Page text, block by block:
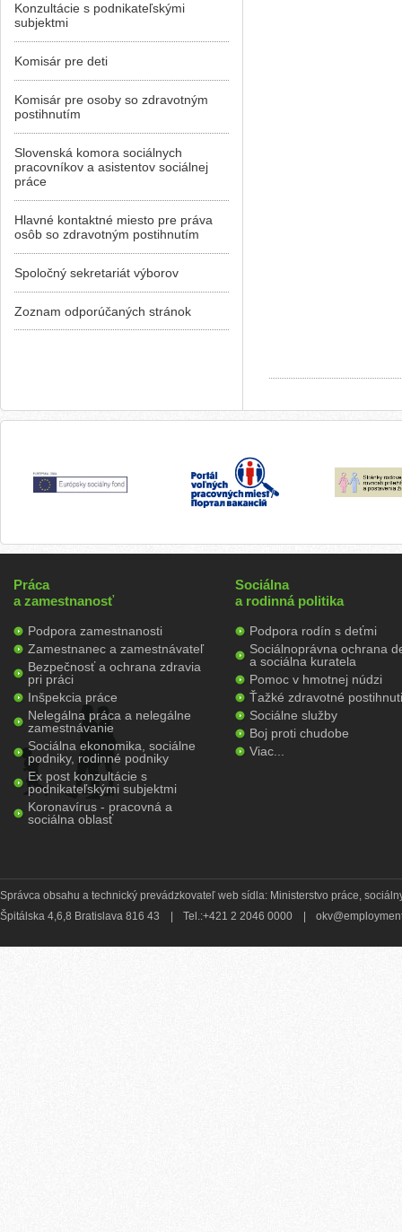
Konzultácie s podnikateľskými
subjektmi
Komisár pre deti
Komisár pre osoby so zdravotným
postihnutím
Slovenská komora sociálnych
pracovníkov a asistentov sociálnej
práce
Hlavné kontaktné miesto pre práva
osôb so zdravotným postihnutím
Spoločný sekretariát výborov
Zoznam odporúčaných stránok
Práca
a zamestnanosť
Podpora zamestnanosti
Zamestnanec a zamestnávateľ
Bezpečnosť a ochrana zdravia
pri práci
Inšpekcia práce
Nelegálna práca a nelegálne
zamestnávanie
Sociálna ekonomika, sociálne
podniky, rodinné podniky
Ex post konzultácie s
podnikateľskými subjektmi
Koronavírus - pracovná a
sociálna oblasť
Sociálna
a rodinná politika
Podpora rodín s deťmi
Sociálnoprávna ochrana
a sociálna kuratela
Pomoc v hmotnej núdzi
Ťažké zdravotné
Sociálne služby
Boj proti chudobe
Viac...
Správca obsahu a technický prevádzkovateľ web sídla: Ministerstvo práce,
Špitálska 4,6,8 Bratislava 816 43
Tel.:+421 2 2046 0000